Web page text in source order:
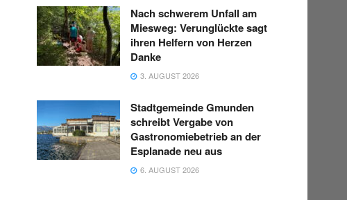
Nach schwerem Unfall am
Miesweg: Verunglückte sagt
ihren Helfern von Herzen
Danke
3. AUGUST 2026
Stadtgemeinde Gmunden
schreibt Vergabe von
Gastronomiebetrieb an der
Esplanade neu aus
6. AUGUST 2026